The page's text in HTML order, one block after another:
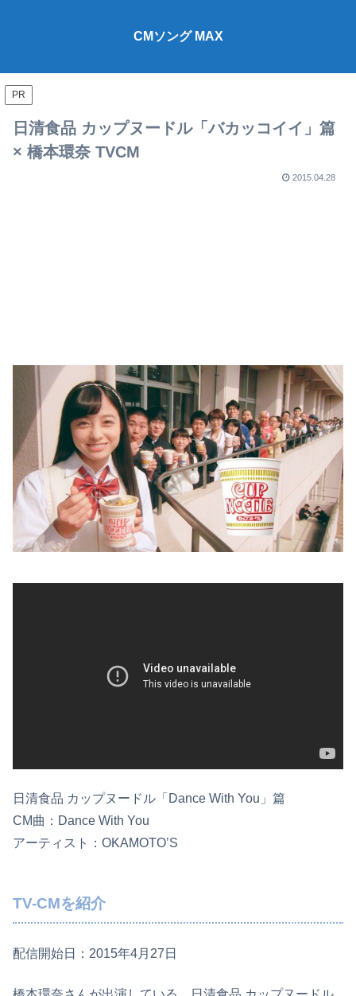
CMソング MAX
PR
日清食品 カップヌードル「バカッコイイ」篇
× 橋本環奈 TVCM
2015.04.28
日清食品 カップヌードル「Dance With You」篇
CM曲：Dance With You
アーティスト：OKAMOTO’S
TV-CMを紹介
配信開始日：2015年4月27日